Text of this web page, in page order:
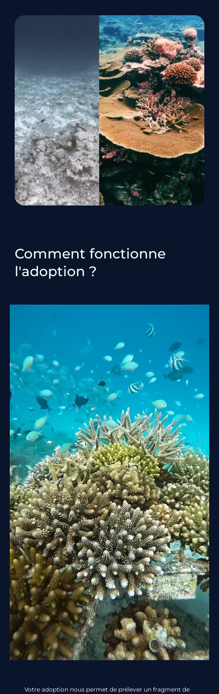
Comment fonctionne
l'adoption ?
Votre adoption nous permet de prélever un fragment de